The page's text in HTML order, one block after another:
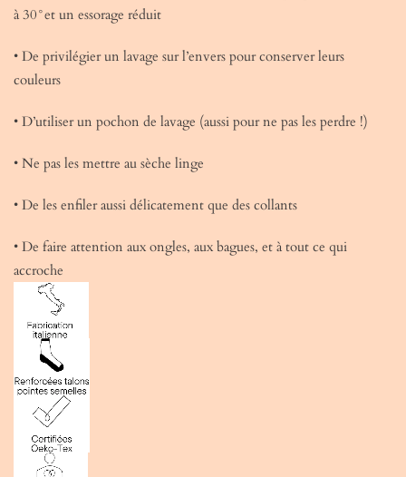
à 30°et un essorage réduit
• De privilégier un lavage sur l’envers pour conserver leurs
couleurs
• D’utiliser un pochon de lavage (aussi pour ne pas les perdre !)
• Ne pas les mettre au sèche linge
• De les enfiler aussi délicatement que des collants
• De faire attention aux ongles, aux bagues, et à tout ce qui
accroche